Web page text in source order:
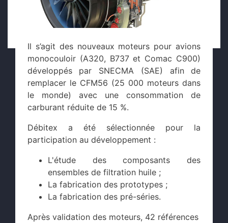
Il s’agit des nouveaux moteurs pour avions
monocouloir(A320, B737 et Comac C900)
développéspar SNECMA (SAE) afinde
remplacerle CFM56 (25 000 moteurs dans
le monde) avec une consommation de
carburant réduitede 15 %.
Débitex a été sélectionnée pour la
participation au développement :
L'étude des composants des
ensembles de filtration huile ;
La fabrication des prototypes ;
La fabrication des pré-séries.
Après validation des moteurs, 42 références